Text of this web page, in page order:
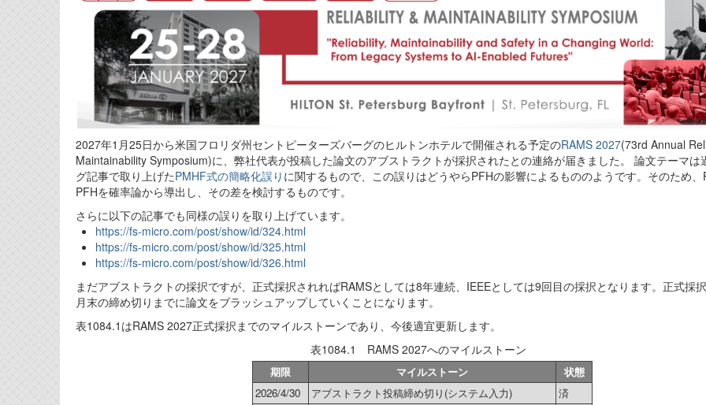
2027年1月25日から米国フロリダ州セントピーターズバーグのヒルトンホテルで開催される予定のRAMS 2027(73rd Annual
Maintainability Symposium)に、弊社代表が投稿した論文のアブストラクトが採択されたとの連絡が届きました。 論文テーマは
グ記事で取り上げたPMHF式の簡略化誤り に関するもので、この誤りはどうやらPFHの影響によるもののようです。そのため
PFHを確率論から導出し、その差を検討するものです。
さらに以下の記事でも同様の誤りを取り上げています。
https://fs-micro.com/post/show/id/324.html
https://fs-micro.com/post/show/id/325.html
https://fs-micro.com/post/show/id/326.html
まだアブストラクトの採択ですが、正式採択されればRAMSとしては8年連続、IEEEとしては9回目の採択となります。正式採
月末の締め切りまでに論文をブラッシュアップしていくことになります。
表1084.1はRAMS 2027正式採択までのマイルストーンであり、今後適宜更新します。
表1084.1 RAMS 2027へのマイルストーン
期限 マイルストーン
状態
2026/4/30
アブストラクト投稿締め切り(システム入力)
済